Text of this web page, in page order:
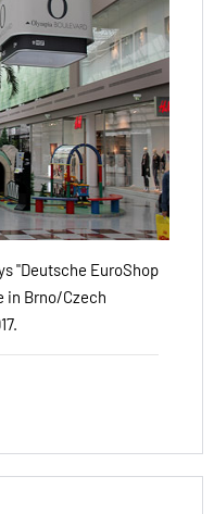
"Deutsche EuroShop
in Brno/Czech